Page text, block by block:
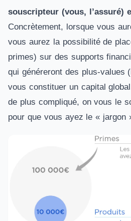
souscripteur (vous, l’assuré)
Concrètement, lorsque vous
vous aurez la possibilité de
primes) sur des supports
qui généreront des plus-values
vous constituer un capital
de plus compliqué, on vous le
pour que vous ayez le « jargon